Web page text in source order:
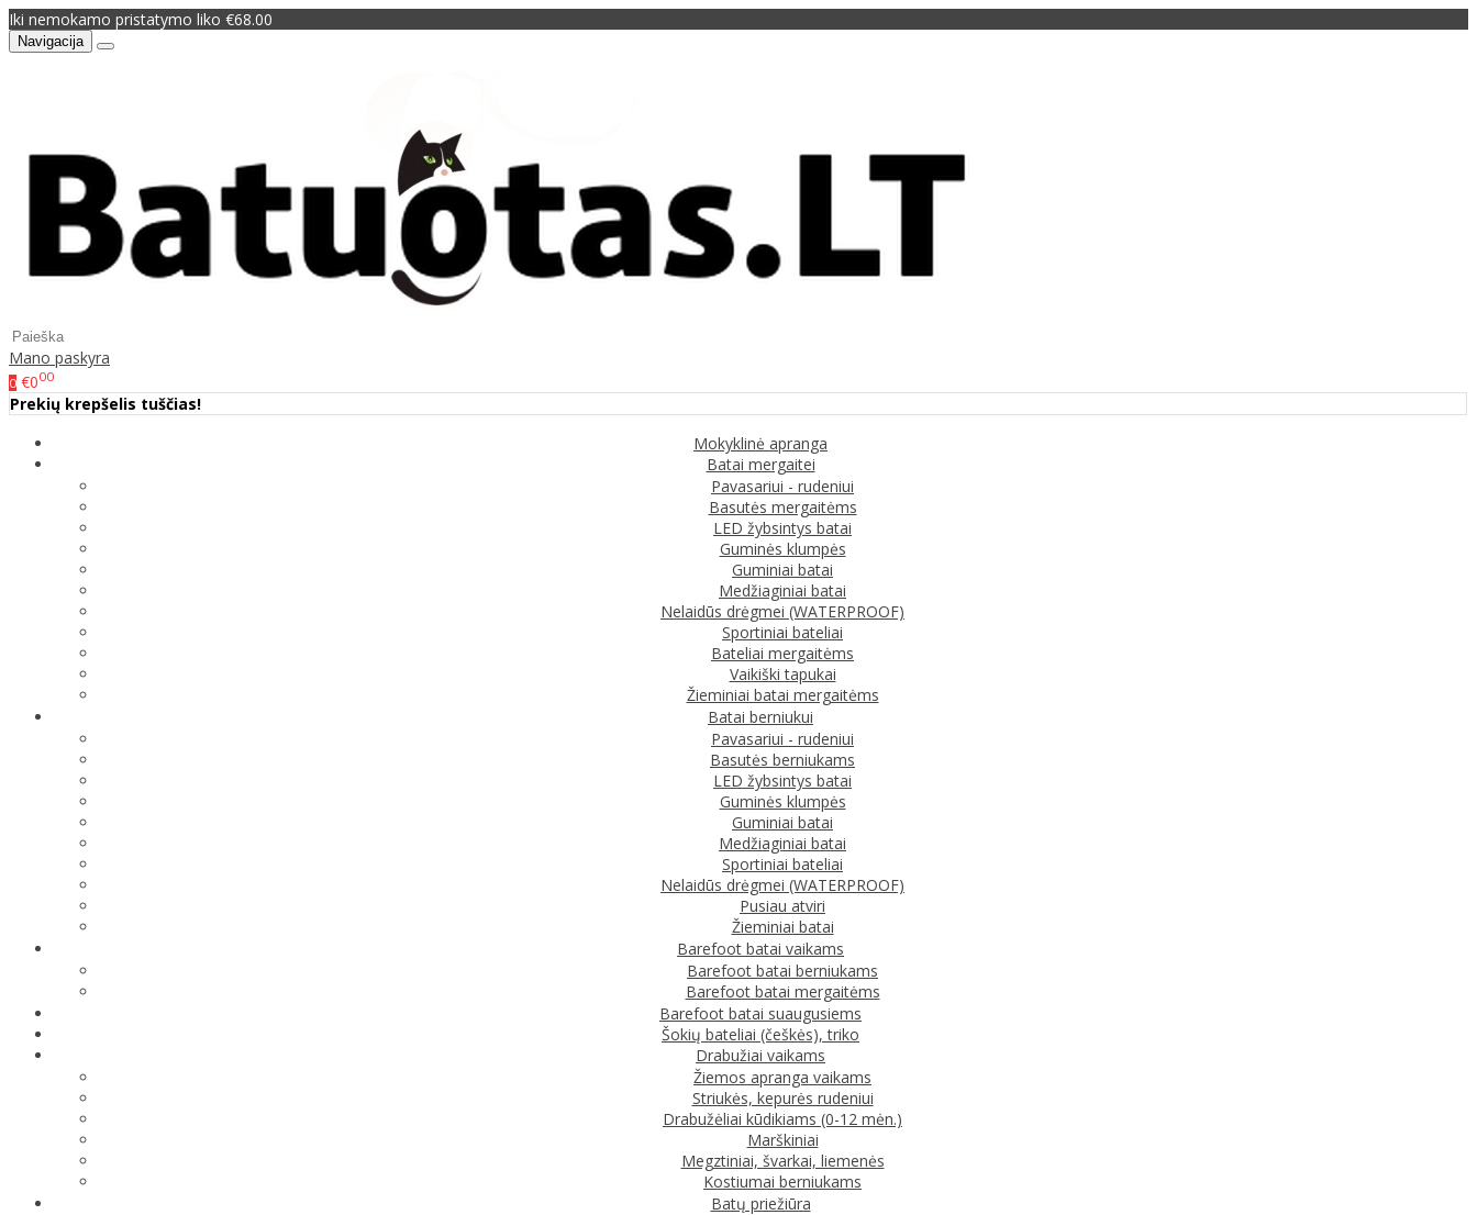
Iki nemokamo pristatymo liko €68.00
Navigacija
Mano paskyra
0 €000
Prekių krepšelis tuščias!
Mokyklinė apranga
Batai mergaitei
Pavasariui - rudeniui
Basutės mergaitėms
LED žybsintys batai
Guminės klumpės
Guminiai batai
Medžiaginiai batai
Nelaidūs drėgmei (WATERPROOF)
Sportiniai bateliai
Bateliai mergaitėms
Vaikiški tapukai
Žieminiai batai mergaitėms
Batai berniukui
Pavasariui - rudeniui
Basutės berniukams
LED žybsintys batai
Guminės klumpės
Guminiai batai
Medžiaginiai batai
Sportiniai bateliai
Nelaidūs drėgmei (WATERPROOF)
Pusiau atviri
Žieminiai batai
Barefoot batai vaikams
Barefoot batai berniukams
Barefoot batai mergaitėms
Barefoot batai suaugusiems
Šokių bateliai (češkės), triko
Drabužiai vaikams
Žiemos apranga vaikams
Striukės, kepurės rudeniui
Drabužėliai kūdikiams (0-12 mėn.)
Marškiniai
Megztiniai, švarkai, liemenės
Kostiumai berniukams
Batų priežiūra